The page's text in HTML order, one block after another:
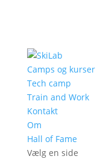
Camps og kurser
Tech camp
Train and Work
Kontakt
Om
Hall of Fame
Vælg en side